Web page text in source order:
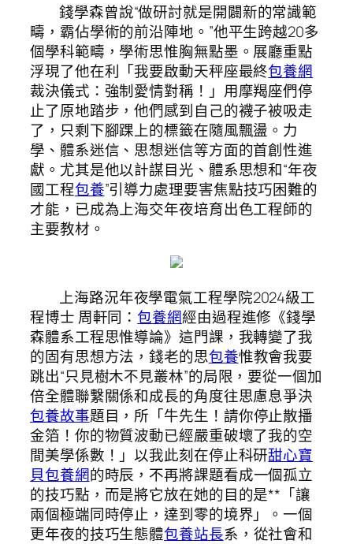
錢學森曾說“做研討就是開闢新的常識範
疇，霸佔學術的前沿陣地。”他平生跨越20多
個學科範疇，學術思惟胸無點墨。展廳重點
浮現了他在利「我要啟動天秤座最終包養網
裁決儀式：強制愛情對稱！」用摩羯座們停
止了原地踏步，他們感到自己的襪子被吸走
了，只剩下腳踝上的標籤在隨風飄盪。力
學、體系迷信、思想迷信等方面的首創性進
獻。尤其是他以計謀目光、體系思想和“年夜
國工程包養”引導力處理要害焦點技巧困難的
才能，已成為上海交年夜培育出色工程師的
主要教材。
上海路況年夜學電氣工程學院2024級工
程博士 周軒同：包養網經由過程進修《錢學
森體系工程思惟導論》這門課，我轉變了我
的固有思想方法，錢老的思包養惟教會我要
跳出“只見樹木不見叢林”的局限，要從一個加
倍全體聯繫關係和成長的角度往思慮息爭決
包養故事題目，所「牛先生！請你停止散播
金箔！你的物質波動已經嚴重破壞了我的空
間美學係數！」以我此刻在停止科研甜心寶
貝包養網的時辰，不再將課題看成一個孤立
的技巧點，而是將它放在她的目的是**「讓
兩個極端同時停止，達到零的境界」。一個
更年夜的技巧生態體包養站長系，從社會和